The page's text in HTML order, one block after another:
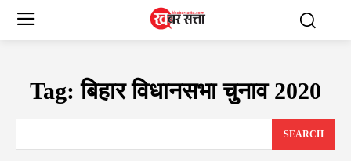
Tag:बिहार विधानसभा चुनाव 2020
SEARCH